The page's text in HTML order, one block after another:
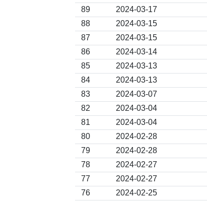
89
2024-03-17
88
2024-03-15
87
2024-03-15
86
2024-03-14
85
2024-03-13
84
2024-03-13
83
2024-03-07
82
2024-03-04
81
2024-03-04
80
2024-02-28
79
2024-02-28
78
2024-02-27
77
2024-02-27
76
2024-02-25